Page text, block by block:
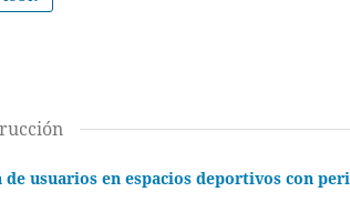
de usuarios en espacios deportivos con